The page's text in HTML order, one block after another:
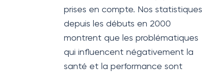
prises en compte. Nos statistiques
depuis les débuts en 2000
montrent que les problématiques
qui influencent négativement la
santé et la performance sont